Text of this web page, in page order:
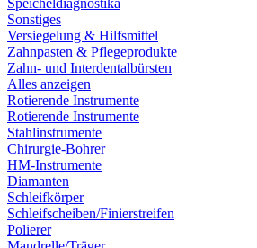
Speicheldiagnostika
Sonstiges
Versiegelung & Hilfsmittel
Zahnpasten & Pflegeprodukte
Zahn- und Interdentalbürsten
Alles anzeigen
Rotierende Instrumente
Rotierende Instrumente
Stahlinstrumente
Chirurgie-Bohrer
HM-Instrumente
Diamanten
Schleifkörper
Schleifscheiben/Finierstreifen
Polierer